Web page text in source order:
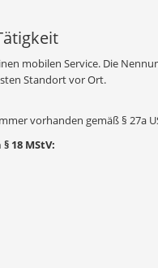
mobilen Service. Die
Standort vor Ort.
vorhanden gemäß § 27a
18 MStV: